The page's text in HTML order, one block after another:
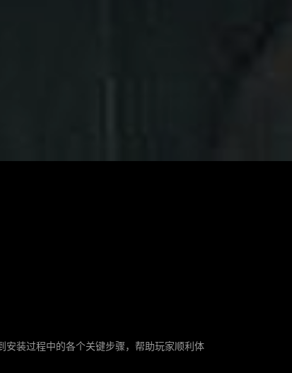
装过程中的各个关键步骤，帮助玩家顺利体